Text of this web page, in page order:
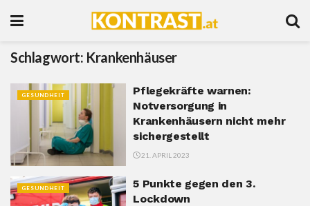
Schlagwort: Krankenhäuser
GESUNDHEIT
Pflegekräfte warnen:
Notversorgung in
Krankenhäusern nicht mehr
sichergestellt
21. APRIL 2023
GESUNDHEIT
5 Punkte gegen den 3.
Lockdown